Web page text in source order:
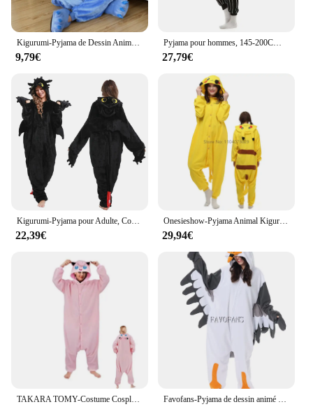
Kigurumi-Pyjama de Dessin Animé Stitch pour Adultes, Combinaisons Animaux, Costumes de ixCosplay, Noël, Halloween, Femmes et Hommes
9,79€
Pyjama pour hommes, 145-200CM, Cosplay, une pièce, Costume Kigurumi, dessin animé, Jack, crâne, Halloween, fête de noël, pour adultes
27,79€
Kigurumi-Pyjama pour Adulte, Combinaison Animale, Commentaire Fourrure, Dragon Krokmou, Costume Cosplay
22,39€
Onesieshow-Pyjama Animal Kigurumi pour Adultes et Enfants, Pyjama Singe Dessin Animé, Cosplay, ixd'Halloween, Vêtements d'intérieur pour Hommes et Femmes, média
29,94€
TAKARA TOMY-Costume Cosplay Pokémon pour Adultes, Pyjama Anime Bulbasaur, Kigurumi, Onesie, Sicilax, Jigglypuff, Umbreon, Gengar, Halloween Favofans-Pyjama de dessin animé pour adultes, Kigurumi, Onesie d'Halloween, Seaghydrer, Homewear, Cosplay Costume, Femmes, Hommes